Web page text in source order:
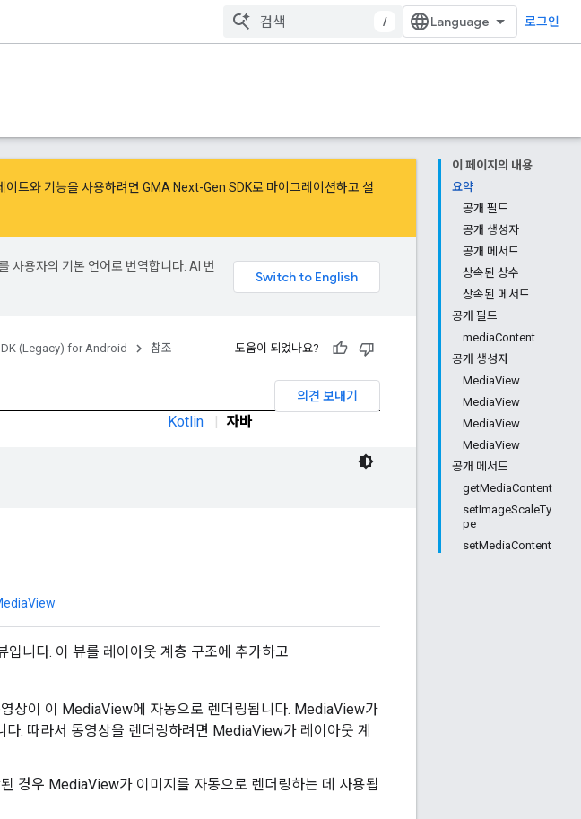
/ 로그인
이 페이지의 내용
요약
공개 필드
공개 생성자
공개 메서드
상속된 상수
상속된 메서드
공개 필드
mediaContent
공개 생성자
MediaView
MediaView
MediaView
MediaView
공개 메서드
getMediaContent
setImageScaleTy
pe
setMediaContent
트와 기능을 사용하려면 GMA Next-Gen SDK로 마이그레이션하고 설
사용자의 기본 언어로 번역합니다. AI 번
(Legacy) for Android 참조 도움이 되었나요?
의견 보내기
Kotlin | 자바
니다. 이 뷰를 레이아웃 계층 구조에 추가하고
상이 이 MediaView에 자동으로 렌더링됩니다. MediaView가
다. 따라서 동영상을 렌더링하려면 MediaView가 레이아웃 계
경우 MediaView가 이미지를 자동으로 렌더링하는 데 사용됩